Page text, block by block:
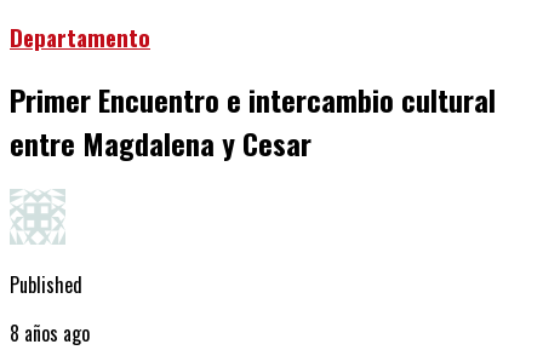
Departamento
Primer Encuentro e intercambio cultural
entre Magdalena y Cesar
Published
8 años ago